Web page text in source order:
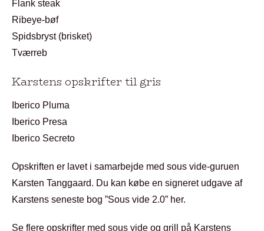
Flank steak
Ribeye-bøf
Spidsbryst (brisket)
Tværreb
Karstens opskrifter til gris
Iberico Pluma
Iberico Presa
Iberico Secreto
Opskriften er lavet i samarbejde med sous vide-guruen
Karsten Tanggaard. Du kan købe en signeret udgave af
Karstens seneste bog ”Sous vide 2.0” her.
Se flere opskrifter med sous vide og grill på Karstens